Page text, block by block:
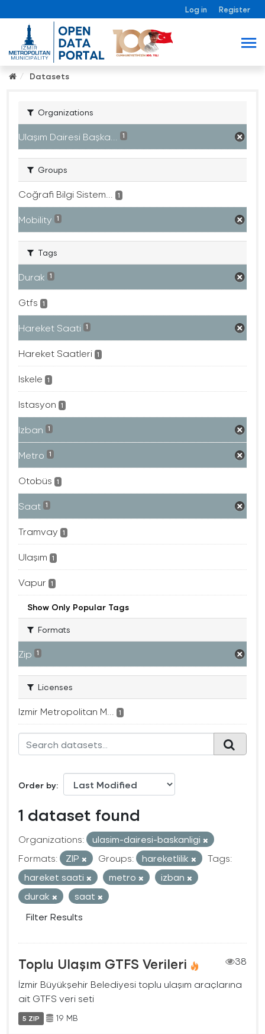
Log in Register
Datasets
Organizations
Ulaşım Dairesi Başka... 1
Groups
Coğrafi Bilgi Sistem... 1
Mobility 1
Tags
Durak 1
Gtfs 1
Hareket Saati 1
Hareket Saatleri 1
Iskele 1
Istasyon 1
Izban 1
Metro 1
Otobüs 1
Saat 1
Tramvay 1
Ulaşım 1
Vapur 1
Show Only Popular Tags
Formats
Zip 1
Licenses
Izmir Metropolitan M... 1
Order by
1 dataset found
Organizations:
ulasim-dairesi-baskanligi
Formats:
ZIP Groups: hareketlilik
Tags:
hareket saati
metro
izban
durak
saat
Filter Results
Toplu Ulaşım GTFS Verileri
38
İzmir Büyükşehir Belediyesi toplu ulaşım araçlarına
ait GTFS veri seti
5 ZIP 19 MB